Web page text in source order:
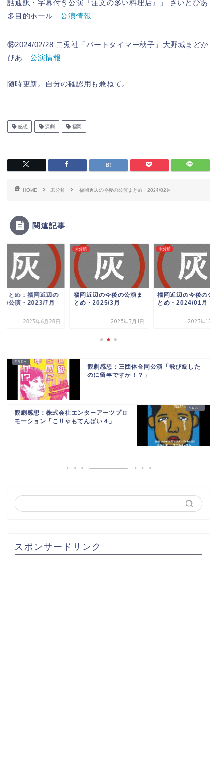
話通訳・字幕付き公演『注文の多い料理店』」 さいとぴあ
多目的ホール公演情報
⑱2024/02/28 二兎社「パートタイマー秋子」大野城まどか
ぴあ公演情報
随時更新。自分の確認用も兼ねて。
感想 演劇 福岡
HOME 未分類 福岡近辺の今後の公演まとめ・2024/02月
関連記事
まとめ：福岡近辺の
の公演・2023/7月
2023年6月28日
未分類
福岡近辺の今後の公演ま
とめ・2025/3月
2025年3月1日
未分類
福岡近辺の今後の公
とめ・2024/01月
2023年12
観劇感想：三団体合同公演「飛び級した
のに留年ですか！？」
観劇感想：株式会社エンターアーツプロ
モーション「こりゃもてんばい４」
スポンサードリンク